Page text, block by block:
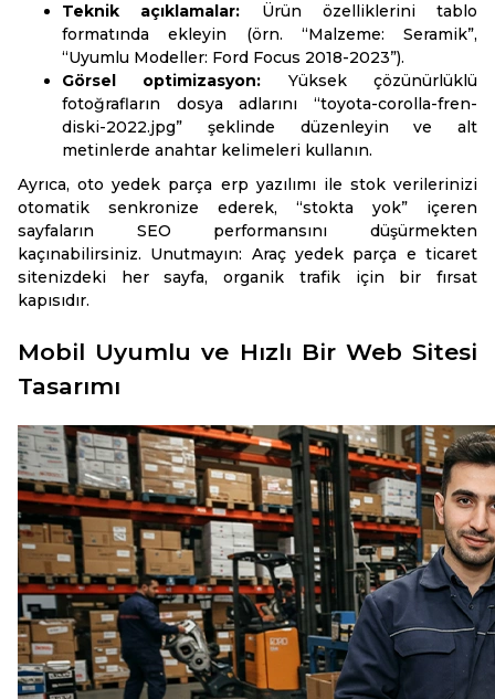
Teknik açıklamalar: Ürün özelliklerini tablo
formatında ekleyin (örn. “Malzeme: Seramik”,
“Uyumlu Modeller: Ford Focus 2018-2023”).
Görsel optimizasyon: Yüksek çözünürlüklü
fotoğrafların dosya adlarını “toyota-corolla-fren-
diski-2022.jpg” şeklinde düzenleyin ve alt
metinlerde anahtar kelimeleri kullanın.
Ayrıca, oto yedek parça erp yazılımı ile stok verilerinizi
otomatik senkronize ederek, “stokta yok” içeren
sayfaların SEO performansını düşürmekten
kaçınabilirsiniz. Unutmayın: Araç yedek parça e ticaret
sitenizdeki her sayfa, organik trafik için bir fırsat
kapısıdır.
Mobil Uyumlu ve Hızlı Bir Web Sitesi
Tasarımı